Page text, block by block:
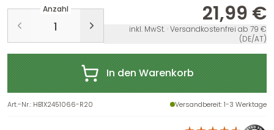
Anzahl 21,99 €
inkl. MwSt. · Versandkostenfrei ab 79 €
(DE/AT)
In den Warenkorb
Art.-Nr.: HB1X2451066-R20 Versandbereit: 1-3 Werktage